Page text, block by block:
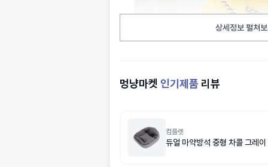
상세정보 펼쳐
멍냥마켓 인기제품 리뷰
컴플렛
듀얼 마약방석 중형 차콜 그레이